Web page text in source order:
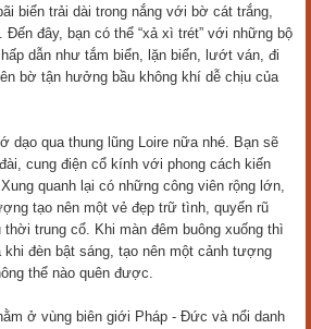
biển trải dài trong nắng với bờ cát trắng,
đây, bạn có thể “xả xì trét” với những bộ
dẫn như tắm biển, lặn biển, lướt ván, đi
bờ tận hưởng bầu không khí dễ chịu của
dạo qua thung lũng Loire nữa nhé. Bạn sẽ
cung điện cổ kính với phong cách kiến
quanh lại có những công viên rộng lớn,
tạo nên một vẻ đẹp trữ tình, quyến rũ
trung cổ. Khi màn đêm buông xuống thì
đèn bật sáng, tạo nên một cảnh tượng
thể nào quên được.
ở vùng biên giới Pháp - Đức và nổi danh